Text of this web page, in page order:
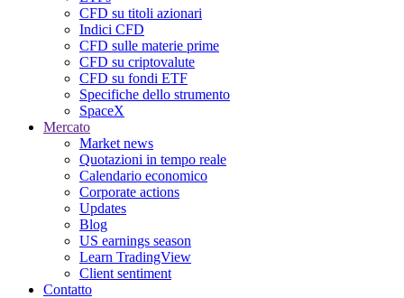
CFD su titoli azionari
Indici CFD
CFD sulle materie prime
CFD su criptovalute
CFD su fondi ETF
Specifiche dello strumento
SpaceX
Mercato
Market news
Quotazioni in tempo reale
Calendario economico
Corporate actions
Updates
Blog
US earnings season
Learn TradingView
Client sentiment
Contatto